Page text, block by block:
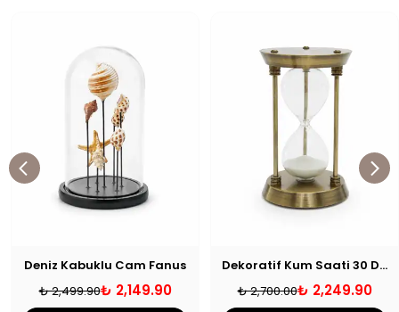
Deniz Kabuklu Cam Fanus
₺ 2,499.90₺ 2,149.90
Dekoratif Kum Saati 30 Dakika
₺ 2,700.00₺ 2,249.90